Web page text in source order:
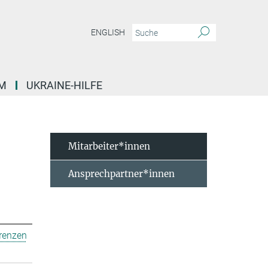
ENGLISH
UKRAINE-HILFE
Mitarbeiter*innen
Ansprechpartner*innen